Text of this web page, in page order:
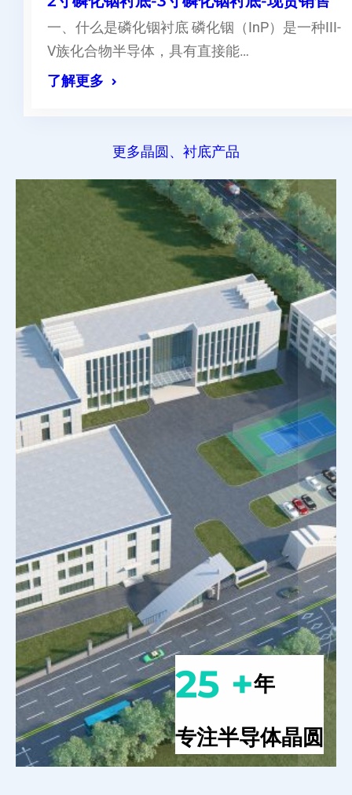
一、什么是磷化铟衬底 磷化铟（InP）是一种III-
V族化合物半导体，具有直接能…
了解更多
更多晶圆、衬底产品
25 +年
专注半导体晶圆